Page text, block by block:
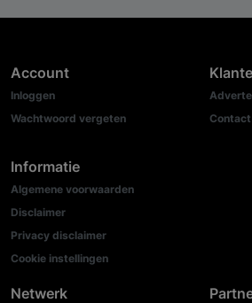
Account
Inloggen
Wachtwoord vergeten
Informatie
Algemene voorwaarden
Disclaimer
Privacy disclaimer
Cookie instellingen
Contact
Netwerk